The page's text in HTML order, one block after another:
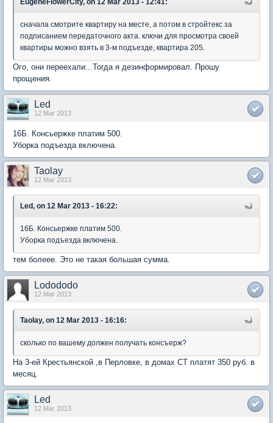
сначала смотрите квартиру на месте, а потом в стройтекс за
подписанием передаточного акта. ключи для просмотра своей
квартиры можно взять в 3-м подъезде, квартира 205.
Ого, они переехали...Тогда я дезинформировал. Прошу
прощения.
Led
12 Mar 2013
16Б. Консьержке платим 500.
Уборка подъезда включена.
Taolay
12 Mar 2013
Led, on 12 Mar 2013 - 16:22:
16Б. Консьержке платим 500.
Уборка подъезда включена.
тем болеее. Это не такая большая сумма.
Lodododo
12 Mar 2013
Taolay, on 12 Mar 2013 - 16:16:
сколько по вашему должен получать консъерж?
На 3-ей Крестьянской ,в Перловке, в домах СТ платят 350 руб. в
месяц.
Led
12 Mar 2013